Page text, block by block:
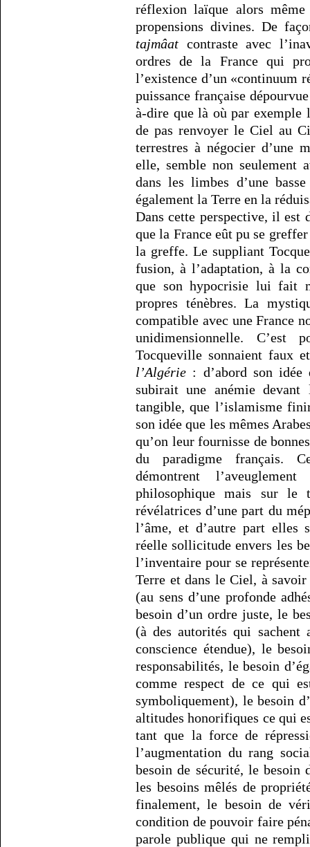
réflexion laïque alors
propensions divines. De
tajmâat contraste avec
ordres de la France qui
l’existence d’un «continuum
puissance française
à-dire que là où par exemple
de pas renvoyer le Ciel au
terrestres à négocier d’une
elle, semble non seulement
dans les limbes d’une
également la Terre en la
Dans cette perspective, il
que la France eût pu se
la greffe. Le suppliant
fusion, à l’adaptation, à la
que son hypocrisie lui fait
propres ténèbres. La
compatible avec une France
unidimensionnelle. C’est
Tocqueville sonnaient faux
l’Algérie : d’abord son idée
subirait une anémie
tangible, que l’islamisme
son idée que les mêmes
qu’on leur fournisse de
du paradigme français.
démontrent
philosophique mais sur le
révélatrices d’une part du
l’âme, et d’autre part elles
réelle sollicitude envers les
l’inventaire pour se
Terre et dans le Ciel, à
(au sens d’une profonde
besoin d’un ordre juste, le
(à des autorités qui
conscience étendue), le
responsabilités, le besoin
comme respect de ce qui
symboliquement), le besoin
altitudes honorifiques ce qui
tant que la force de
l’augmentation du rang
besoin de sécurité, le besoin
les besoins mêlés de
finalement, le besoin de
condition de pouvoir faire
parole publique qui ne